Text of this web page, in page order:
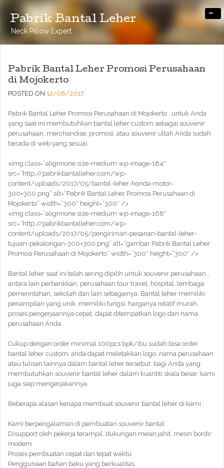
Pabrik Bantal Leher
Neck Pillow Expert
-
Pabrik Bantal Leher Promosi Perusahaan
di Mojokerto
POSTED ON 12/08/2017
Pabrik Bantal Leher Promosi Perusahaan di Mojokerto , untuk Anda
yang saat ini membutuhkan bantal leher custom sebagai souvenir
perusahaan, merchandise, promosi, atau souvenir ultah Anda sudah
berada di web yang sesuai.
<img class=”alignnone size-medium wp-image-184″
src=”http://pabrikbantalleher.com/wp-
content/uploads/2017/05/bantal-leher-honda-motor-
300×300.png” alt=”Pabrik Bantal Leher Promosi Perusahaan di
Mojokerto” width=”300″ height=”300″ />
<img class=”alignnone size-medium wp-image-168″
src=”http://pabrikbantalleher.com/wp-
content/uploads/2017/05/pengiriman-pesanan-bantal-leher-
tujuan-pekalongan-300×300.png” alt=”gambar Pabrik Bantal Leher
Promosi Perusahaan di Mojokerto” width=”300″ height=”300″ />
Bantal leher saat ini telah sering dipilih untuk souvenir perusahaan ,
antara lain perbankkan, perusahaan tour travel, hospital, lembaga
pemerintahan, sekolah dan lain sebagainya. Bantal leher memiliki
penampilan yang unik, memiliki fungsi, harganya relatif murah,
proses pengerjaannya cepat, dapat ditempatkan logo dan nama
perusahaan Anda.
Cukup dengan order minimal 100pcs bpk/ibu sudah bisa order
bantal leher custom, anda dapat meletakkan logo, nama perusahaan
atau tulisan lainnya dalam bantal leher tersebut. bagi Anda yang
membutuhkan souvenir bantal leher dalam kuantiti skala besar, kami
juga siap mengerjakannya.
Beberapa alasan kenapa membuat souvenir bantal leher di kami ;
Kami berpengalaman di pembuatan souvenir bantal
Disupport oleh pekerja terampil, dukungan mesin jahit, mesin bordir
modern
Proses pembuatan cepat dan tepat waktu
Penggunaan bahan baku yang berkualitas